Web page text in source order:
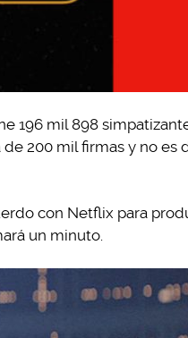
196 mil 898
200 mil firmas y no es
con Netflix para
un minuto.